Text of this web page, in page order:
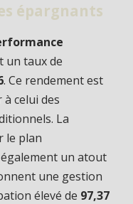
épargnants
un taux de
. Ce rendement est
celui des
La
le plan
un atout
une gestion
élevé de 97,37